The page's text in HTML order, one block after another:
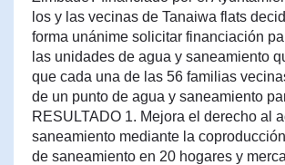
los y las vecinas de Tanaiwa flats
forma unánime solicitar financiación
las unidades de agua y saneamiento
que cada una de las 56 familias
de un punto de agua y saneamiento
RESULTADO 1. Mejora el derecho al
saneamiento mediante la
de saneamiento en 20 hogares y